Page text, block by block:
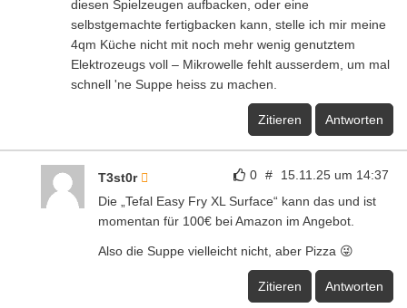
diesen Spielzeugen aufbacken, oder eine
selbstgemachte fertigbacken kann, stelle ich mir meine
4qm Küche nicht mit noch mehr wenig genutztem
Elektrozeugs voll – Mikrowelle fehlt ausserdem, um mal
schnell 'ne Suppe heiss zu machen.
Zitieren Antworten
0 # 15.11.25 um 14:37
T3st0r
Die „Tefal Easy Fry XL Surface“ kann das und ist
momentan für 100€ bei Amazon im Angebot.
Also die Suppe vielleicht nicht, aber Pizza 😜
Zitieren Antworten